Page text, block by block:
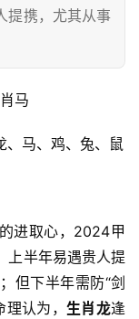
提携，尤其从事
马
、马、鸡、兔、鼠
进取心，2024甲
上半年易遇贵人提
但下半年需防“剑
理认为，生肖龙逢